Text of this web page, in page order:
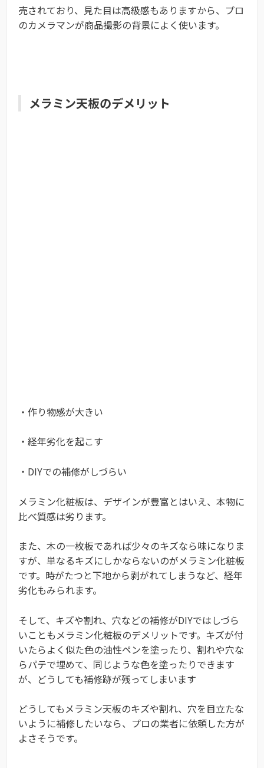
売されており、見た目は高級感もありますから、プロ
のカメラマンが商品撮影の背景によく使います。
メラミン天板のデメリット
・作り物感が大きい
・経年劣化を起こす
・DIYでの補修がしづらい
メラミン化粧板は、デザインが豊富とはいえ、本物に
比べ質感は劣ります。
また、木の一枚板であれば少々のキズなら味になりま
すが、単なるキズにしかならないのがメラミン化粧板
です。時がたつと下地から剥がれてしまうなど、経年
劣化もみられます。
そして、キズや割れ、穴などの補修がDIYではしづら
いこともメラミン化粧板のデメリットです。キズが付
いたらよく似た色の油性ペンを塗ったり、割れや穴な
らパテで埋めて、同じような色を塗ったりできます
が、どうしても補修跡が残ってしまいます
どうしてもメラミン天板のキズや割れ、穴を目立たな
いように補修したいなら、プロの業者に依頼した方が
よさそうです。